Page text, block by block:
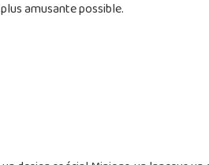
amusante possible.